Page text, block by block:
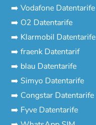
➡️ Vodafone Datentarife
➡️ O2 Datentarife
➡️ Klarmobil Datentarife
➡️ fraenk Datentarif
➡️ blau Datentarife
➡️ Simyo Datentarife
➡️ Congstar Datentarife
➡️ Fyve Datentarife